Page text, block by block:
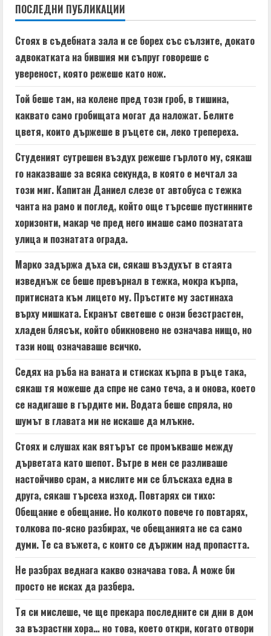
n
u
e
R
e
a
d
i
n
g
ПОСЛЕДНИ ПУБЛИКАЦИИ
Стоях в съдебната зала и се борех със сълзите, докато
адвокатката на бившия ми съпруг говореше с
увереност, която режеше като нож.
Той беше там, на колене пред този гроб, в тишина,
каквато само гробищата могат да наложат. Белите
цветя, които държеше в ръцете си, леко трепереха.
Студеният сутрешен въздух режеше гърлото му, сякаш
го наказваше за всяка секунда, в която е мечтал за
този миг. Капитан Даниел слезе от автобуса с тежка
чанта на рамо и поглед, който още търсеше пустинните
хоризонти, макар че пред него имаше само познатата
улица и познатата ограда.
Марко задържа дъха си, сякаш въздухът в стаята
изведнъж се беше превърнал в тежка, мокра кърпа,
притисната към лицето му. Пръстите му застинаха
върху мишката. Екранът светеше с онзи безстрастен,
хладен блясък, който обикновено не означава нищо, но
тази нощ означаваше всичко.
Седях на ръба на ваната и стисках кърпа в ръце така,
сякаш тя можеше да спре не само теча, а и онова, което
се надигаше в гърдите ми. Водата беше спряла, но
шумът в главата ми не искаше да млъкне.
Стоях и слушах как вятърът се промъкваше между
дърветата като шепот. Вътре в мен се разливаше
настойчиво срам, а мислите ми се блъскаха една в
друга, сякаш търсеха изход. Повтарях си тихо:
Обещание е обещание. Но колкото повече го повтарях,
толкова по-ясно разбирах, че обещанията не са само
думи. Те са въжета, с които се държим над пропастта.
Не разбрах веднага какво означава това. А може би
просто не исках да разбера.
Тя си мислеше, че ще прекара последните си дни в дом
за възрастни хора… но това, което откри, когато отвори